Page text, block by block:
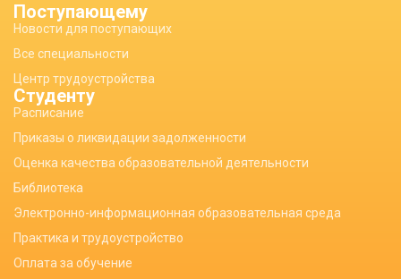
Поступающему
Новости для поступающих
Все специальности
Центр трудоустройства
Студенту
Расписание
Приказы о ликвидации задолженности
Оценка качества образовательной деятельности
Библиотека
Электронно-информационная образовательная среда
Практика и трудоустройство
Оплата за обучение